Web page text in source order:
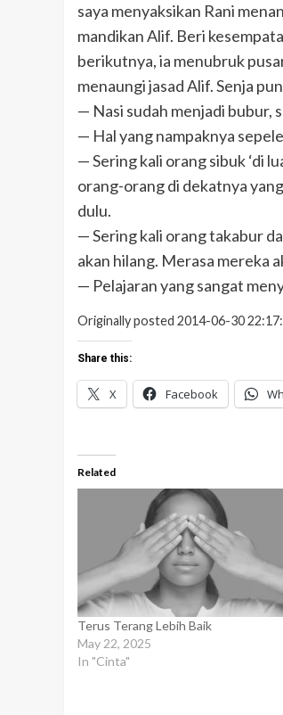
saya menyaksikan Rani
mandikan Alif. Beri
berikutnya, ia menubruk
menaungi jasad Alif. Senja
— Nasi sudah menjadi bubur,
— Hal yang nampaknya
— Sering kali orang sibuk ‘di
orang-orang di dekatnya
dulu.
— Sering kali orang takabur
akan hilang. Merasa mereka
— Pelajaran yang sangat
Originally posted 2014-06-30
Share this:
X Facebook
Related
Terus Terang Lebih Baik
May 22, 2025
In "Cinta"